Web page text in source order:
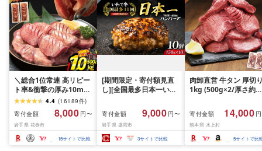
＼総合1位常連 高リピー
ト率&衝撃の厚み10mm
厚切り牛タン 塩味/ ≪ス
ピード発送!!10営業日以
内発送≫ 選べる内容量
500g / 1kg 定期便 毎月
届く 牛肉 肉 BBQ ふるさ
と 人気 ランキング 岩手
4.4 (16189件)
寄付金額
8,000 円〜
岩手県 花巻市
15サイトで比較
[期間限定・寄付額見直
し][全国最多日本一いわ
1.5kg(150g×10個) いわ
て牛 × 岩中豚 ハンバー
グ 合挽き 合い挽き 黒毛
和牛 人気 冷凍 個包装 小
分け 冷凍 牛肉 豚肉 和牛
寄付金額 9,000 円〜
岩手県 盛岡市
3サイトで比較
肉卸直営 牛タン 厚切
1kg (500g×2/厚さ約
牛肉 焼肉 冷凍 スライ
業務用 バーベキュー
BBQ おつまみ ギフト
祝い お中元 夏ギフト
寄付金額 14,000
熊本県 水上村
5サイトで比